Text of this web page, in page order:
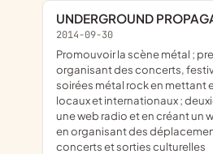
UNDERGROUND
2014-09-30
promouvoir la scène métal ; premièrement en
organisant des concerts,
soirées métal rock en mettant
locaux et internationaux ;
une web radio et en créant un
en organisant des
concerts et sorties culturelles